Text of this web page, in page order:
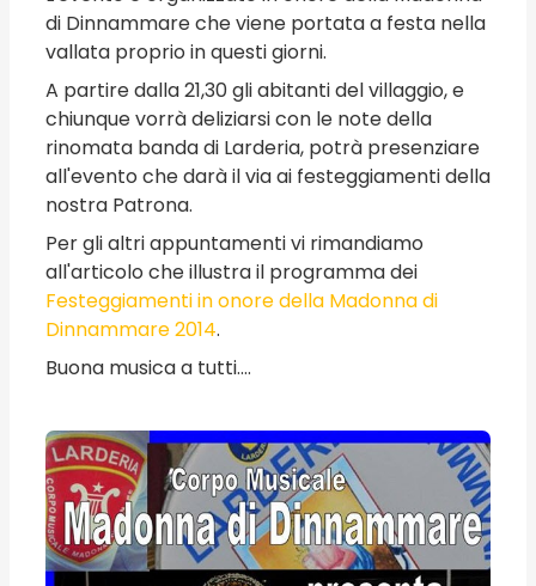
di Dinnammare che viene portata a festa nella
vallata proprio in questi giorni.
A partire dalla 21,30 gli abitanti del villaggio, e
chiunque vorrà deliziarsi con le note della
rinomata banda di Larderia, potrà presenziare
all'evento che darà il via ai festeggiamenti della
nostra Patrona.
Per gli altri appuntamenti vi rimandiamo
all'articolo che illustra il programma dei
Festeggiamenti in onore della Madonna di
Dinnammare 2014.
Buona musica a tutti....